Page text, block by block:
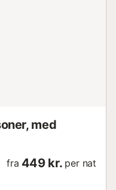
med
fra 449 kr. per nat